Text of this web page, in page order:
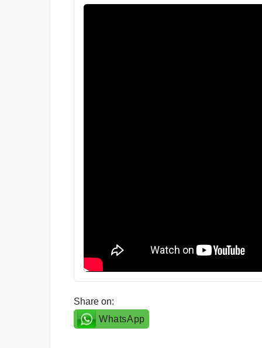
Share on:
WhatsApp